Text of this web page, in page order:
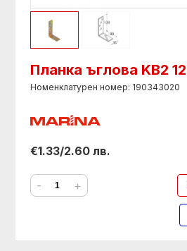
Планка ъглова KB2
Номенклатурен номер: 190343020
€1.33/2.60 лв.
- +